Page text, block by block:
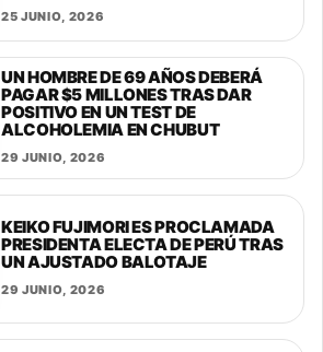
25 JUNIO, 2026
UN HOMBRE DE 69 AÑOS DEBERÁ
PAGAR $5 MILLONES TRAS DAR
POSITIVO EN UN TEST DE
ALCOHOLEMIA EN CHUBUT
29 JUNIO, 2026
KEIKO FUJIMORI ES PROCLAMADA
PRESIDENTA ELECTA DE PERÚ TRAS
UN AJUSTADO BALOTAJE
29 JUNIO, 2026